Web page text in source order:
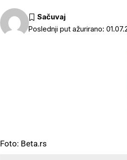
Poslednji put ažurirano:
Foto: Beta.rs